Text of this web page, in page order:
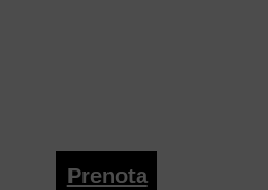
Prenota